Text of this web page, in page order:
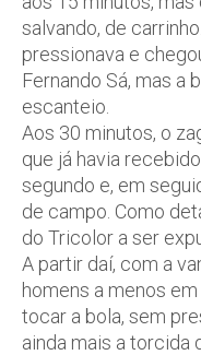
salvando, de
pressionava e
Fernando Sá, mas a
escanteio.
Aos 30 minutos, o
que já havia
segundo e, em
de campo. Como
do Tricolor a ser
A partir daí, com a
homens a menos
tocar a bola, sem
ainda mais a torcida